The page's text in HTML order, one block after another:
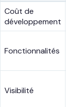
Coût de
développement
Fonctionnalités
Visibilité